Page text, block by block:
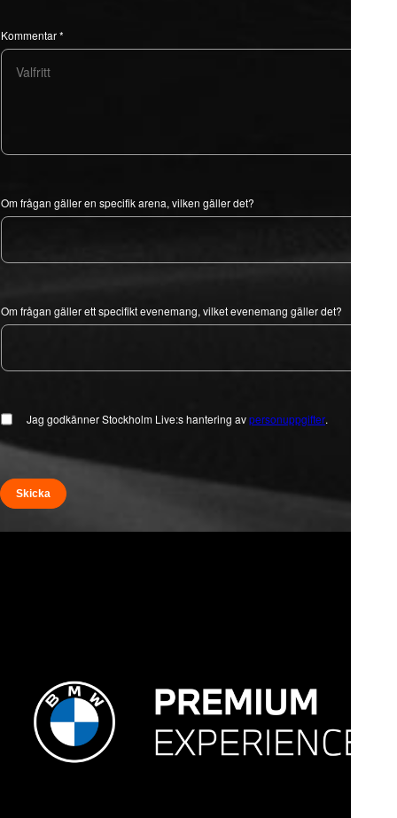
Kommentar*
Om frågan gäller en specifik arena, vilken gäller det?
Om frågan gäller ett specifikt evenemang, vilket evenemang gäller det?
Jag godkänner Stockholm Live:s hantering avpersonuppgifter.
Skicka